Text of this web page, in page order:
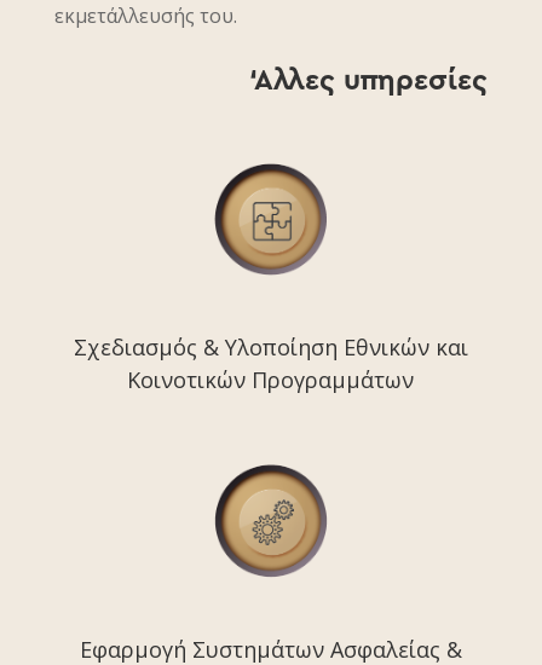
εκμετάλλευσής του.
‘Αλλες υπηρεσίες
Σχεδιασμός & Υλοποίηση Εθνικών και
Κοινοτικών Προγραμμάτων
Εφαρμογή Συστημάτων Ασφαλείας &